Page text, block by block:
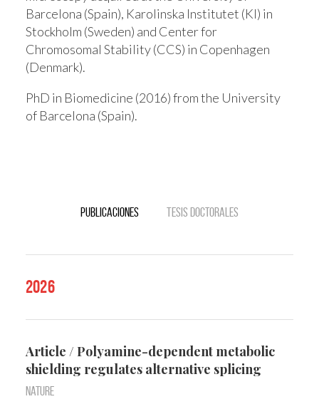
Barcelona (Spain), Karolinska Institutet (KI) in
Stockholm (Sweden) and Center for
Chromosomal Stability (CCS) in Copenhagen
(Denmark).
PhD in Biomedicine (2016) from the University
of Barcelona (Spain).
Publicaciones Tesis doctorales
2026
Article / Polyamine-dependent metabolic
shielding regulates alternative splicing
Nature